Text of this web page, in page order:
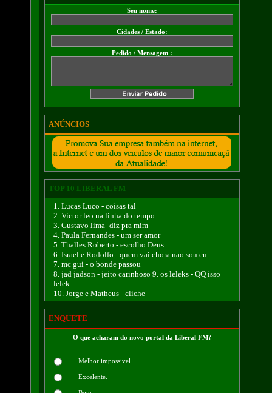
Seu nome:
Cidades / Estado:
Pedido / Mensagem :
ANÚNCIOS
TOP 10 LIBERAL FM
1. Lucas Luco - coisas tal
2. Victor leo na linha do tempo
3. Gustavo lima -diz pra mim
4. Paula Fernandes - um ser amor
5. Thalles Roberto - escolho Deus
6. Israel e Rodolfo - quem vai chora nao sou eu
7. mc gui - o bonde passou
8. jad jadson - jeito carinhoso 9. os leleks - QQ isso
lelek
10. Jorge e Matheus - cliche
ENQUETE
O que acharam do novo portal da Liberal FM?
Melhor impossivel.
Excelente.